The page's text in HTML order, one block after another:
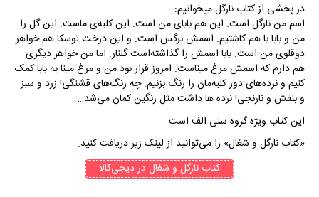
در بخشی از کتاب نارگل میخوانیم:
اسم من نارگل است. این هم بابای من است. این کلبه‌ی ماست. این گل را
من و بابا با هم کاشتیم. اسمش نرگس است. و این درخت توسکا هم خواهر
دوقلوی من است. بابا اسمش را گذاشته‌است گلنار. اما من خواهر دیگری
هم دارم که اسمش مرغ میناست. امروز قرار بود من و مرغ مینا به بابا کمک
کنیم و نرده‌های دور کلبه‌مان را رنگ بزنیم. چه رنگ‌های قشنگی! زرد و سبز
و بنفش و نارنجی! نرده ها داشت مثل رنگین کمان می‌شد…
این کتاب ویژه گروه سنی الف است.
«کتاب نارگل و شغال» را می‌توانید از لینک زیر دریافت کنید.
کتاب‌ نارگل و شغال در دیجی‌کالا